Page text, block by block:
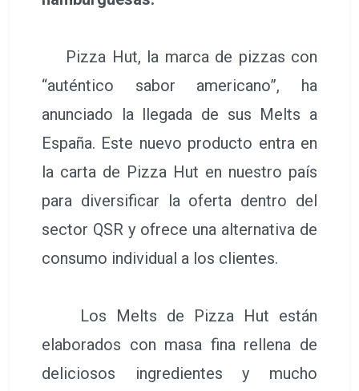
Pizza Hut, la marca de pizzas con
“auténtico sabor americano”, ha
anunciado la llegada de sus Melts a
España. Este nuevo producto entra en
la carta de Pizza Hut en nuestro país
para diversificar la oferta dentro del
sector QSR y ofrece una alternativa de
consumo individual a los clientes.
Los Melts de Pizza Hut están
elaborados con masa fina rellena de
deliciosos ingredientes y mucho